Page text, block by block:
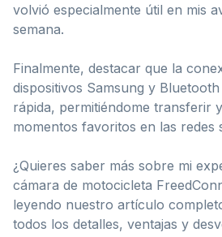
volvió especialmente útil en mis
semana.
Finalmente, destacar que la
dispositivos Samsung y
rápida, permitiéndome transferir
momentos favoritos en las redes
¿Quieres saber más sobre mi
cámara de motocicleta
leyendo nuestro artículo
todos los detalles, ventajas y